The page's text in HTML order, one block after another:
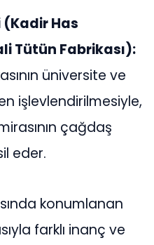
(Kadir Has
Tütün Fabrikası):
üniversite ve
işlevlendirilmesiyle,
çağdaş
eder.
konumlanan
farklı inanç ve